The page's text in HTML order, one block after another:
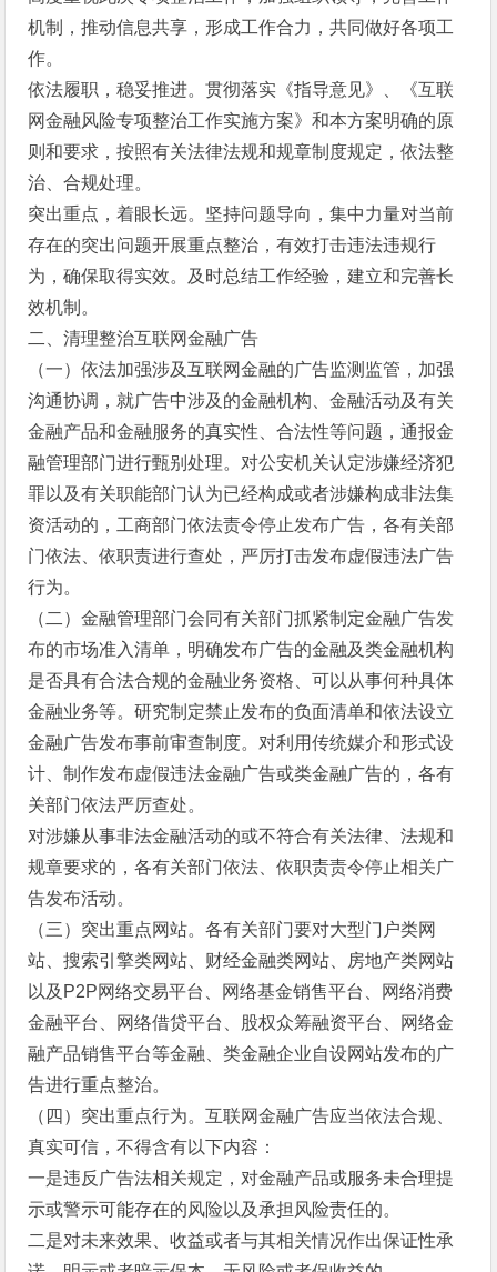
机制，推动信息共享，形成工作合力，共同做好各项工
作。
依法履职，稳妥推进。贯彻落实《指导意见》、《互联
网金融风险专项整治工作实施方案》和本方案明确的原
则和要求，按照有关法律法规和规章制度规定，依法整
治、合规处理。
突出重点，着眼长远。坚持问题导向，集中力量对当前
存在的突出问题开展重点整治，有效打击违法违规行
为，确保取得实效。及时总结工作经验，建立和完善长
效机制。
二、清理整治互联网金融广告
（一）依法加强涉及互联网金融的广告监测监管，加强
沟通协调，就广告中涉及的金融机构、金融活动及有关
金融产品和金融服务的真实性、合法性等问题，通报金
融管理部门进行甄别处理。对公安机关认定涉嫌经济犯
罪以及有关职能部门认为已经构成或者涉嫌构成非法集
资活动的，工商部门依法责令停止发布广告，各有关部
门依法、依职责进行查处，严厉打击发布虚假违法广告
行为。
（二）金融管理部门会同有关部门抓紧制定金融广告发
布的市场准入清单，明确发布广告的金融及类金融机构
是否具有合法合规的金融业务资格、可以从事何种具体
金融业务等。研究制定禁止发布的负面清单和依法设立
金融广告发布事前审查制度。对利用传统媒介和形式设
计、制作发布虚假违法金融广告或类金融广告的，各有
关部门依法严厉查处。
对涉嫌从事非法金融活动的或不符合有关法律、法规和
规章要求的，各有关部门依法、依职责责令停止相关广
告发布活动。
（三）突出重点网站。各有关部门要对大型门户类网
站、搜索引擎类网站、财经金融类网站、房地产类网站
以及P2P网络交易平台、网络基金销售平台、网络消费
金融平台、网络借贷平台、股权众筹融资平台、网络金
融产品销售平台等金融、类金融企业自设网站发布的广
告进行重点整治。
（四）突出重点行为。互联网金融广告应当依法合规、
真实可信，不得含有以下内容：
一是违反广告法相关规定，对金融产品或服务未合理提
示或警示可能存在的风险以及承担风险责任的。
二是对未来效果、收益或者与其相关情况作出保证性承